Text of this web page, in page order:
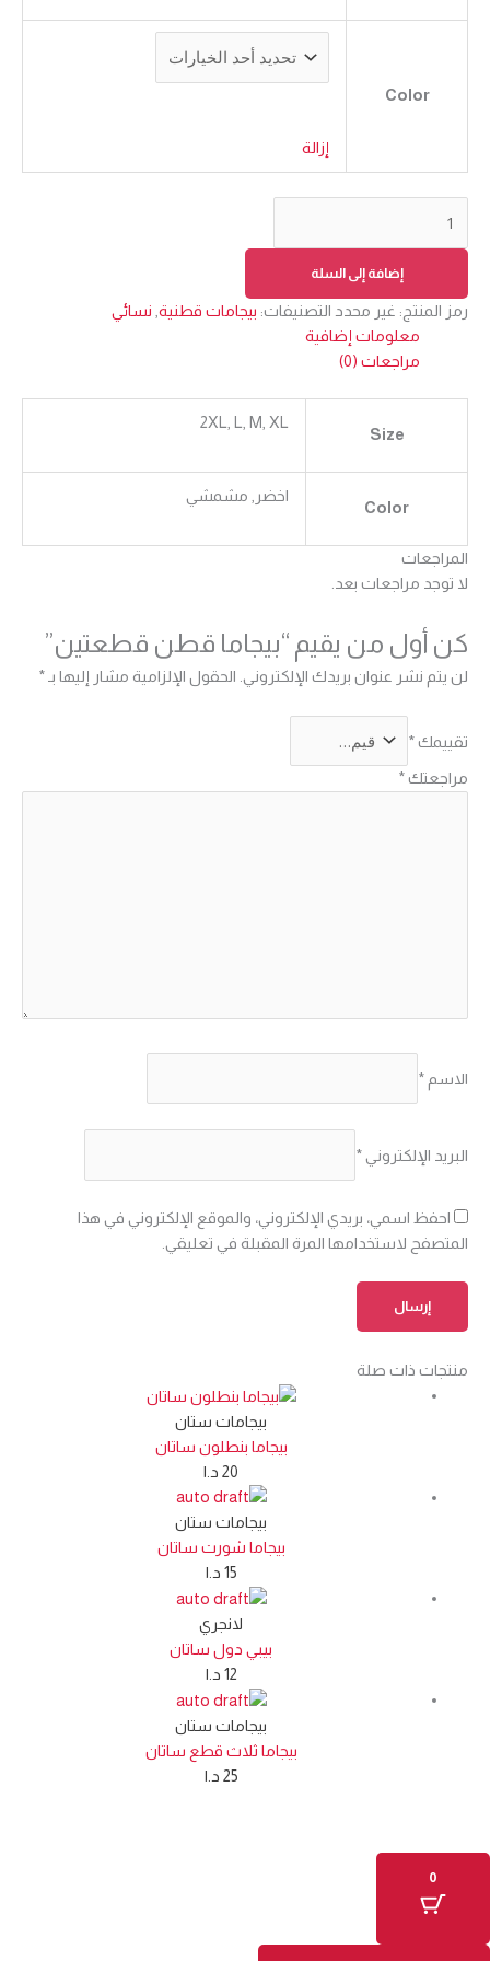
Color
إزالة
إضافة إلى السلة
رمز المنتج: غير محدد التصنيفات: بيجامات قطنية نسائي
معلومات إضافية
مراجعات (0)
Size
2XL, L, M, XL
Color
اخضر, مشمشي
المراجعات
لا توجد مراجعات بعد.
كن أول من يقيم “بيجاما قطن قطعتين”
لن يتم نشر عنوان بريدك الإلكتروني. الحقول الإلزامية مشار إليها بـ*
تقييمك*
مراجعتك*
الاسم *
البريد الإلكتروني*
احفظ اسمي، بريدي الإلكتروني، والموقع الإلكتروني في هذا
المتصفح لاستخدامها المرة المقبلة في تعليقي.
منتجات ذات صلة
بيجامات ستان
بيجاما بنطلون ساتان
20 د.ا
بيجامات ستان
بيجاما شورت ساتان
15 د.ا
لانجري
بيبي دول ساتان
12 د.ا
بيجامات ستان
بيجاما ثلاث قطع ساتان
25 د.ا
0